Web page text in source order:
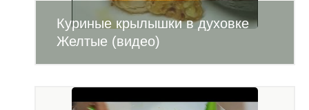
Куриные крылышки в духовке
Желтые (видео)